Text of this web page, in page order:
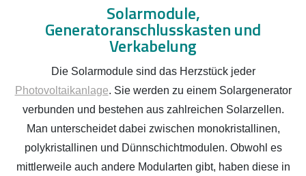
Solarmodule,
Generatoranschlusskasten und
Verkabelung
Die Solarmodule sind das Herzstück jeder
Photovoltaikanlage. Sie werden zu einem Solargenerator
verbunden und bestehen aus zahlreichen Solarzellen.
Man unterscheidet dabei zwischen monokristallinen,
polykristallinen und Dünnschichtmodulen. Obwohl es
mittlerweile auch andere Modularten gibt, haben diese in